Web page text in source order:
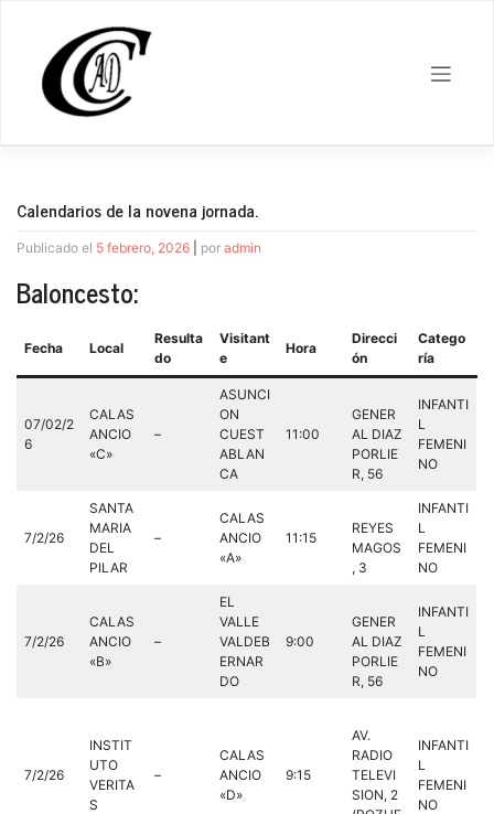
contenido
Calendarios de la novena jornada.
Publicado el 5 febrero, 2026 por admin
Baloncesto:
Fecha Local
Resulta
do
Visitant
e
Hora
Direcci
ón
Catego
ría
07/02/2
6
CALAS
ANCIO
«C»
–
ASUNCI
ON
CUEST
ABLAN
CA
11:00
GENER
AL DIAZ
PORLIE
R, 56
INFANTI
L
FEMENI
NO
7/2/26
SANTA
MARIA
DEL
PILAR
–
CALAS
ANCIO
«A»
11:15
REYES
MAGOS
, 3
INFANTI
L
FEMENI
NO
7/2/26
CALAS
ANCIO
«B»
–
EL
VALLE
VALDEB
ERNAR
DO
9:00
GENER
AL DIAZ
PORLIE
R, 56
INFANTI
L
FEMENI
NO
7/2/26
INSTIT
UTO
VERITA
S
–
CALAS
ANCIO
«D»
9:15
AV.
RADIO
TELEVI
SION, 2
INFANTI
L
FEMENI
NO